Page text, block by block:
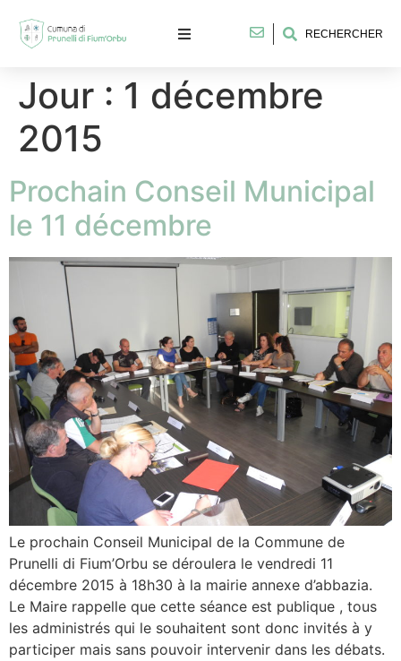
RECHERCHER
Jour : 1 décembre
2015
Prochain Conseil Municipal
le 11 décembre
Le prochain Conseil Municipal de la Commune de
Prunelli di Fium’Orbu se déroulera le vendredi 11
décembre 2015 à 18h30 à la mairie annexe d’abbazia.
Le Maire rappelle que cette séance est publique , tous
les administrés qui le souhaitent sont donc invités à y
participer mais sans pouvoir intervenir dans les débats.